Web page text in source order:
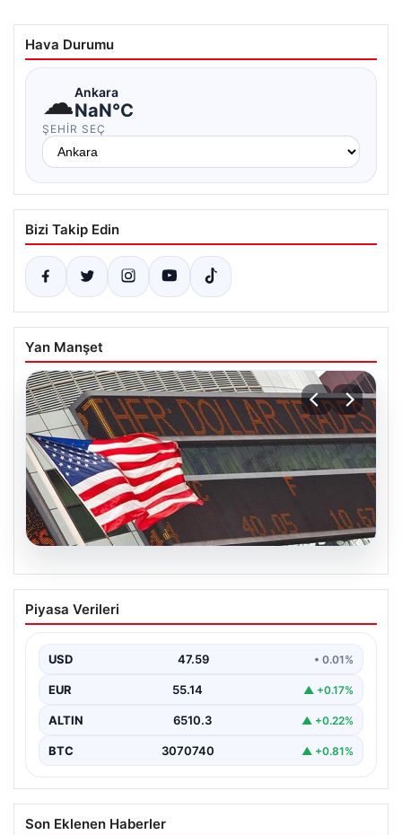
Hava Durumu
☁Ankara
NaN°C
ŞEHIR SEÇ
Bizi Takip Edin
Yan Manşet
05.08.2026
FED faiz kararı ne zaman açıklanacak?
Nisan ayı faiz beklentisi belli oldu
Piyasa Verileri
USD 47.59 • 0.01%
EUR 55.14 ▲ +0.17%
ALTIN 6510.3 ▲ +0.22%
BTC 3070740 ▲ +0.81%
Son Eklenen Haberler